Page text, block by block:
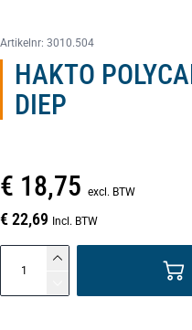
Artikelnr: 3010.504
HAKTO
DIEP
€ 18,75 excl. BTW
€ 22,69 Incl. BTW